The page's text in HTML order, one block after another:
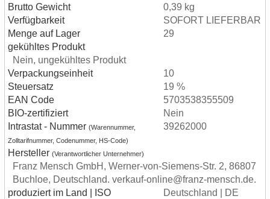
Brutto Gewicht
0,39 kg
Verfügbarkeit
SOFORT LIEFERBAR
Menge auf Lager
29
gekühltes Produkt
Nein, ungekühltes Produkt
Verpackungseinheit
10
Steuersatz
19 %
EAN Code
5703538355509
BIO-zertifiziert
Nein
Intrastat - Nummer (Warennummer,
Zolltarifnummer, Codenummer, HS-Code)
39262000
Hersteller (Verantwortlicher Unternehmer)
Franz Mensch GmbH, Werner-von-Siemens-Str. 2, 86807
Buchloe, Deutschland. verkauf-online@franz-mensch.de.
produziert im Land | ISO
Deutschland | DE